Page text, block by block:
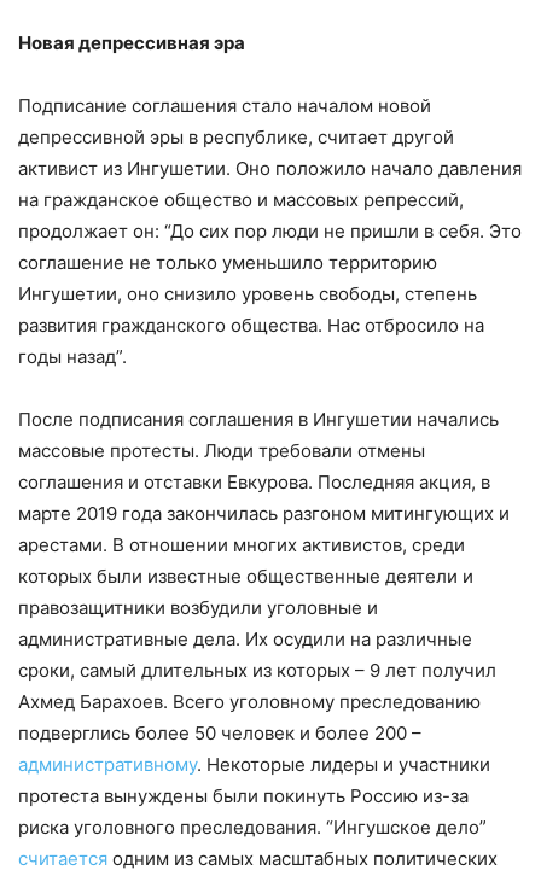
Новая депрессивная эра
Подписание соглашения стало началом новой
депрессивной эры в республике, считает другой
активист из Ингушетии. Оно положило начало давления
на гражданское общество и массовых репрессий,
продолжает он: “До сих пор люди не пришли в себя. Это
соглашение не только уменьшило территорию
Ингушетии, оно снизило уровень свободы, степень
развития гражданского общества. Нас отбросило на
годы назад”.
После подписания соглашения в Ингушетии начались
массовые протесты. Люди требовали отмены
соглашения и отставки Евкурова. Последняя акция, в
марте 2019 года закончилась разгоном митингующих и
арестами. В отношении многих активистов, среди
которых были известные общественные деятели и
правозащитники возбудили уголовные и
административные дела. Их осудили на различные
сроки, самый длительных из которых – 9 лет получил
Ахмед Барахоев. Всего уголовному преследованию
подверглись более 50 человек и более 200 –
административному. Некоторые лидеры и участники
протеста вынуждены были покинуть Россию из-за
риска уголовного преследования. “Ингушское дело”
считается одним из самых масштабных политических